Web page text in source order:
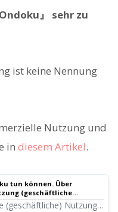
』 sehr zu
ist keine Nennung
Nutzung und
in diesem Artikel.
tun können. Über
(geschäftliche
(geschäftliche) Nutzung